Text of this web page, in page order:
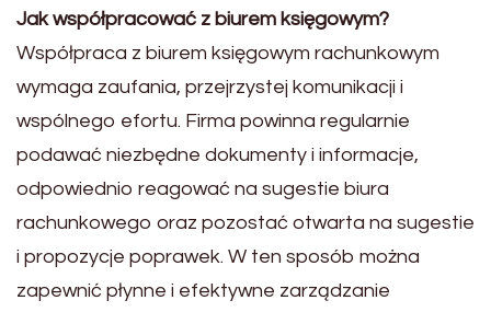
Jak współpracować z biurem księgowym?
Współpraca z biurem księgowym rachunkowym
wymaga zaufania, przejrzystej komunikacji i
wspólnego efortu. Firma powinna regularnie
podawać niezbędne dokumenty i informacje,
odpowiednio reagować na sugestie biura
rachunkowego oraz pozostać otwarta na sugestie
i propozycje poprawek. W ten sposób można
zapewnić płynne i efektywne zarządzanie